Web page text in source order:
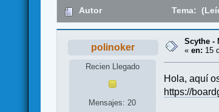
Autor Tema:
polinoker
Recien Llegado
Mensajes: 20
Scythe -
«en: 15
Hola, aquí
https://